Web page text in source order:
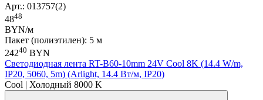
Арт.: 013757(2)
4848
BYN/м
Пакет (полиэтилен): 5 м
24240 BYN
Светодиодная лента RT-B60-10mm 24V Cool 8K (14.4 W/m,
IP20, 5060, 5m) (Arlight, 14.4 Вт/м, IP20)
Cool | Холодный 8000 K